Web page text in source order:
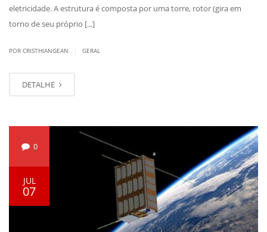
eletricidade. A estrutura é composta por uma torre, rotor (gira em
torno de seu próprio [...]
POR CRISTHIANGEAN GERAL
DETALHE
0
JUL
07